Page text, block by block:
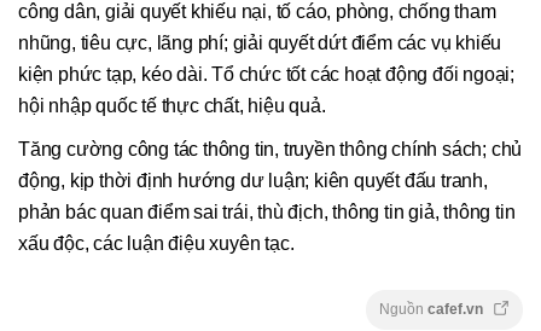
công dân, giải quyết khiếu nại, tố cáo, phòng, chống tham
nhũng, tiêu cực, lãng phí; giải quyết dứt điểm các vụ khiếu
kiện phức tạp, kéo dài. Tổ chức tốt các hoạt động đối ngoại;
hội nhập quốc tế thực chất, hiệu quả.
Tăng cường công tác thông tin, truyền thông chính sách; chủ
động, kịp thời định hướng dư luận; kiên quyết đấu tranh,
phản bác quan điểm sai trái, thù địch, thông tin giả, thông tin
xấu độc, các luận điệu xuyên tạc.
Nguồn cafef.vn